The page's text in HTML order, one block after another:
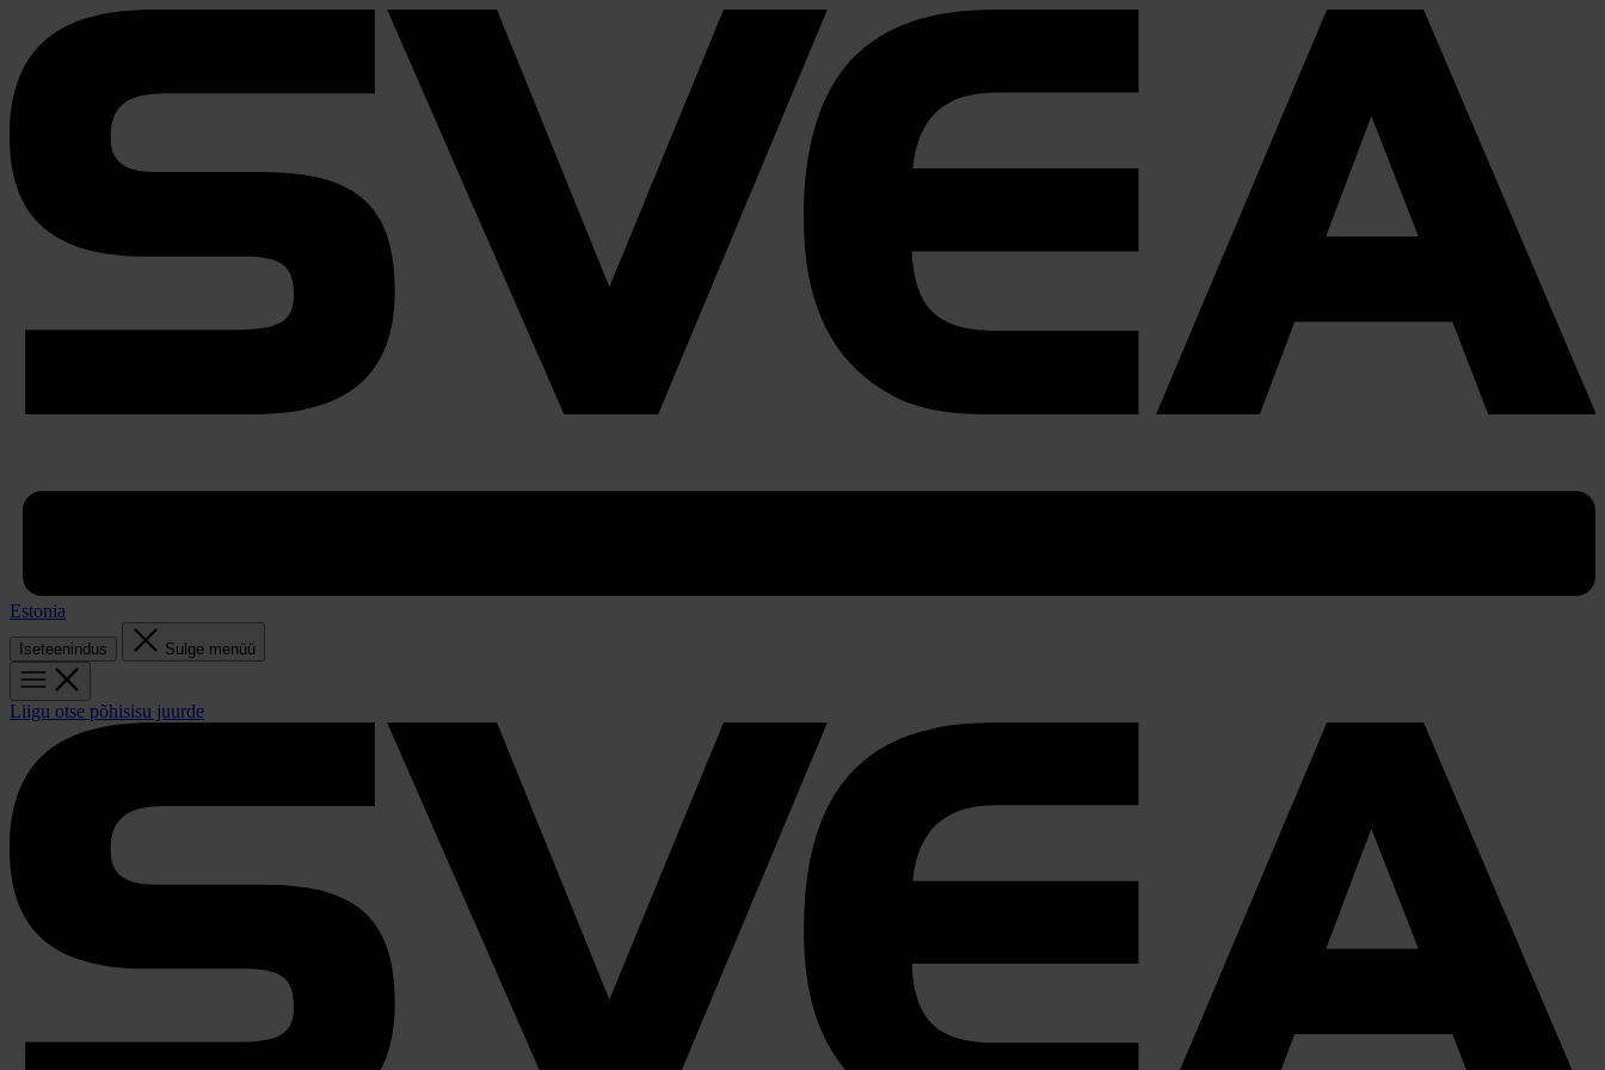
Estonia
Iseteenindus Sulge menüü
Liigu otse põhisisu juurde